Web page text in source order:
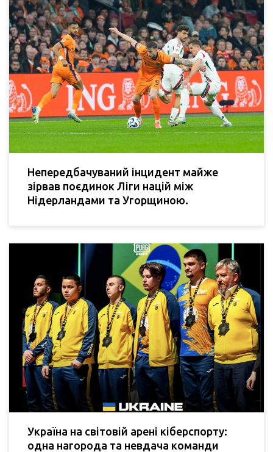
Непередбачуваний інцидент майже
зірвав поєдинок Ліги націй між
Нідерландами та Угорщиною.
Україна на світовій арені кіберспорту:
одна нагорода та невдача команди